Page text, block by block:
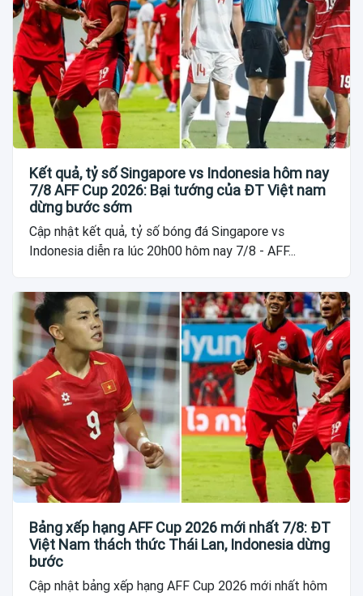
Kết quả, tỷ số Singapore vs Indonesia hôm nay
7/8 AFF Cup 2026: Bại tướng của ĐT Việt nam
dừng bước sớm
Cập nhật kết quả, tỷ số bóng đá Singapore vs
Indonesia diễn ra lúc 20h00 hôm nay 7/8 - AFF...
Bảng xếp hạng AFF Cup 2026 mới nhất 7/8: ĐT
Việt Nam thách thức Thái Lan, Indonesia dừng
bước
Cập nhật bảng xếp hạng AFF Cup 2026 mới nhất hôm